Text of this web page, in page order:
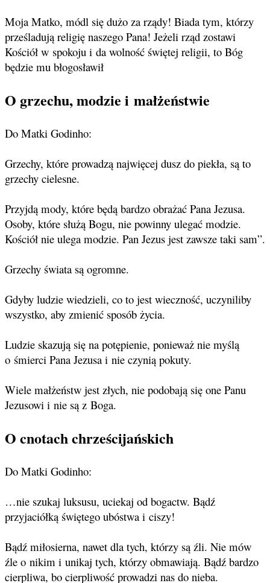
Moja Matko, módl się dużo za rządy! Biada tym, którzy
prześladują religię naszego Pana! Jeżeli rząd zostawi
Kościół w spokoju i da wolność świętej religii, to Bóg
będzie mu błogosławił
O grzechu, modzie i małżeństwie
Do Matki Godinho:
Grzechy, które prowadzą najwięcej dusz do piekła, są to
grzechy cielesne.
Przyjdą mody, które będą bardzo obrażać Pana Jezusa.
Osoby, które służą Bogu, nie powinny ulegać modzie.
Kościół nie ulega modzie. Pan Jezus jest zawsze taki sam”.
Grzechy świata są ogromne.
Gdyby ludzie wiedzieli, co to jest wieczność, uczyniliby
wszystko, aby zmienić sposób życia.
Ludzie skazują się na potępienie, ponieważ nie myślą
o śmierci Pana Jezusa i nie czynią pokuty.
Wiele małżeństw jest złych, nie podobają się one Panu
Jezusowi i nie są z Boga.
O cnotach chrześcijańskich
Do Matki Godinho:
…nie szukaj luksusu, uciekaj od bogactw. Bądź
przyjaciółką świętego ubóstwa i ciszy!
Bądź miłosierna, nawet dla tych, którzy są źli. Nie mów
źle o nikim i unikaj tych, którzy obmawiają. Bądź bardzo
cierpliwa, bo cierpliwość prowadzi nas do nieba.